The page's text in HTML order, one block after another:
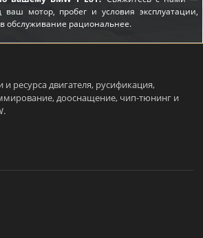
мотор, пробег и условия эксплуатации,
обслуживание рациональнее.
ресурса двигателя, русификация,
дооснащение, чип-тюнинг и